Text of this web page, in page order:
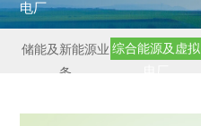
电厂
储能及新能源业
务
综合能源及虚拟